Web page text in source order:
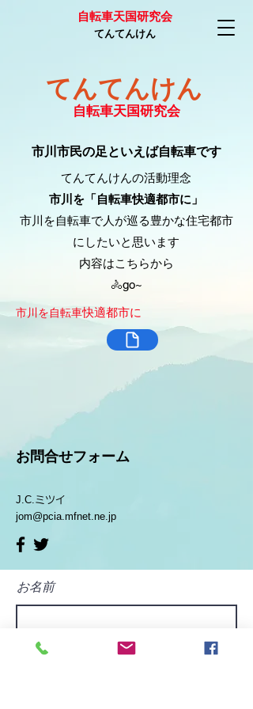
自転車天国研究会
てんてんけん
てんてんけん
自転車天国研究会
市川市民の足といえば自転車です
てんてんけんの活動理念
市川を「自転車快適都市に」
市川を自転車で人が巡る豊かな住宅都市
にしたいと思います
​内容はこちらから
​🚴go~
​市川を自転車快適都市に
​お問合せフォーム
J.C.ミツイ
jom@pcia.mfnet.ne.jp
お名前
メールアドレス